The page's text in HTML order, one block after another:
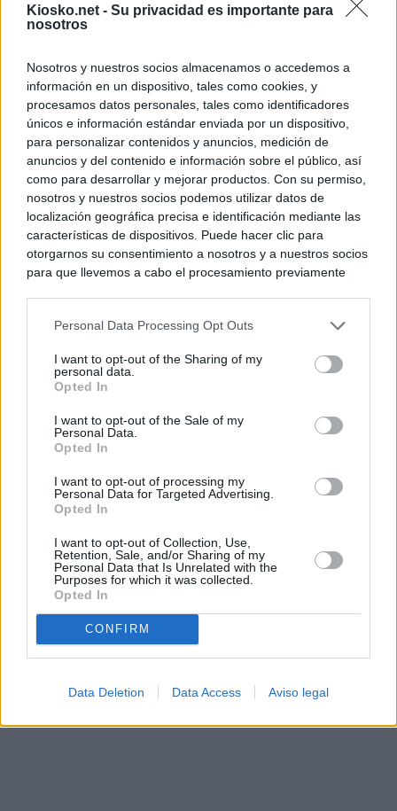
Kiosko.net - Su privacidad es importante para
nosotros
Nosotros y nuestros socios almacenamos o accedemos a
información en un dispositivo, tales como cookies, y
procesamos datos personales, tales como identificadores
únicos e información estándar enviada por un dispositivo,
para personalizar contenidos y anuncios, medición de
anuncios y del contenido e información sobre el público, así
como para desarrollar y mejorar productos. Con su permiso,
nosotros y nuestros socios podemos utilizar datos de
localización geográfica precisa e identificación mediante las
características de dispositivos. Puede hacer clic para
otorgarnos su consentimiento a nosotros y a nuestros socios
para que llevemos a cabo el procesamiento previamente
negar su consentimiento. Tenga en cuenta que algún
de su consentimiento, pero usted tiene el derecho de
rechazar tal procesamiento. Sus preferencias se aplicarán
cualquier momento entrando de nuevo en este sitio web o
visitando nuestra política de privacidad.
Personal Data Processing Opt Outs
I want to opt-out of the Sharing of my
personal data.
Opted In
I want to opt-out of the Sale of my
Personal Data.
Opted In
I want to opt-out of processing my
Personal Data for Targeted Advertising.
Opted In
I want to opt-out of Collection, Use,
Retention, Sale, and/or Sharing of my
Personal Data that Is Unrelated with the
Purposes for which it was collected.
Opted In
CONFIRM
Data Deletion Data Access Aviso legal